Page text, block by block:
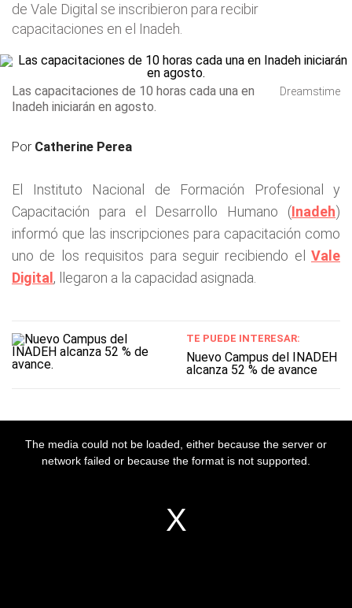
de Vale Digital se inscribieron para recibir
capacitaciones en el Inadeh.
Las capacitaciones de 10 horas cada una en
Inadeh iniciarán en agosto.
Dreamstime
Por Catherine Perea
El Instituto Nacional de Formación Profesional y
Capacitación para el Desarrollo Humano (Inadeh)
informó que las inscripciones para capacitación como
uno de los requisitos para seguir recibiendo el Vale
Digital , llegaron a la capacidad asignada.
TE PUEDE INTERESAR:
Nuevo Campus del INADEH
alcanza 52 % de avance